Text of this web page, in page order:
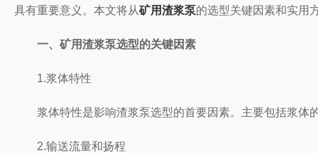
具有重要意义。本文将从矿用渣浆泵的选型关键因素和实用
一、矿用渣浆泵选型的关键因素
1.浆体特性
浆体特性是影响渣浆泵选型的首要因素。主要包括浆体
2.输送流量和扬程